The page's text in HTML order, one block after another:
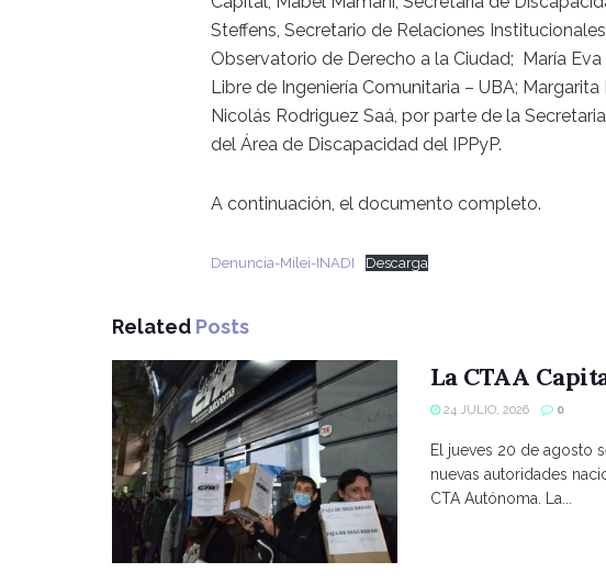
Steffens, Secretario de Relaciones
Observatorio de Derecho a la Ciudad; María
Libre de Ingeniería Comunitaria – UBA;
Nicolás Rodriguez Saá, por parte de la
del Área de Discapacidad del IPPyP.
A continuación, el documento completo.
Denuncia-Milei-INADI Descarga
Related Posts
La CTAA
24 JULIO, 2026 0
El jueves 20 de agosto
nuevas autoridades
CTA Autónoma. La...